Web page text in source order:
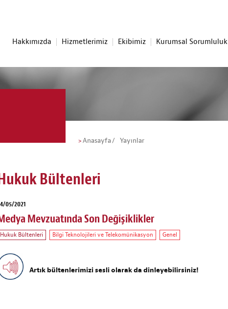
Hakkımızda Hizmetlerimiz Ekibimiz Kurumsal Sorumluluk
Anasayfa Yayınlar
Bültenleri
05/2021
Mevzuatında Son Değişiklikler
Hukuk Bültenleri Bilgi Teknolojileri ve Telekomünikasyon Genel
Artık bültenlerimizi sesli olarak da dinleyebilirsiniz!